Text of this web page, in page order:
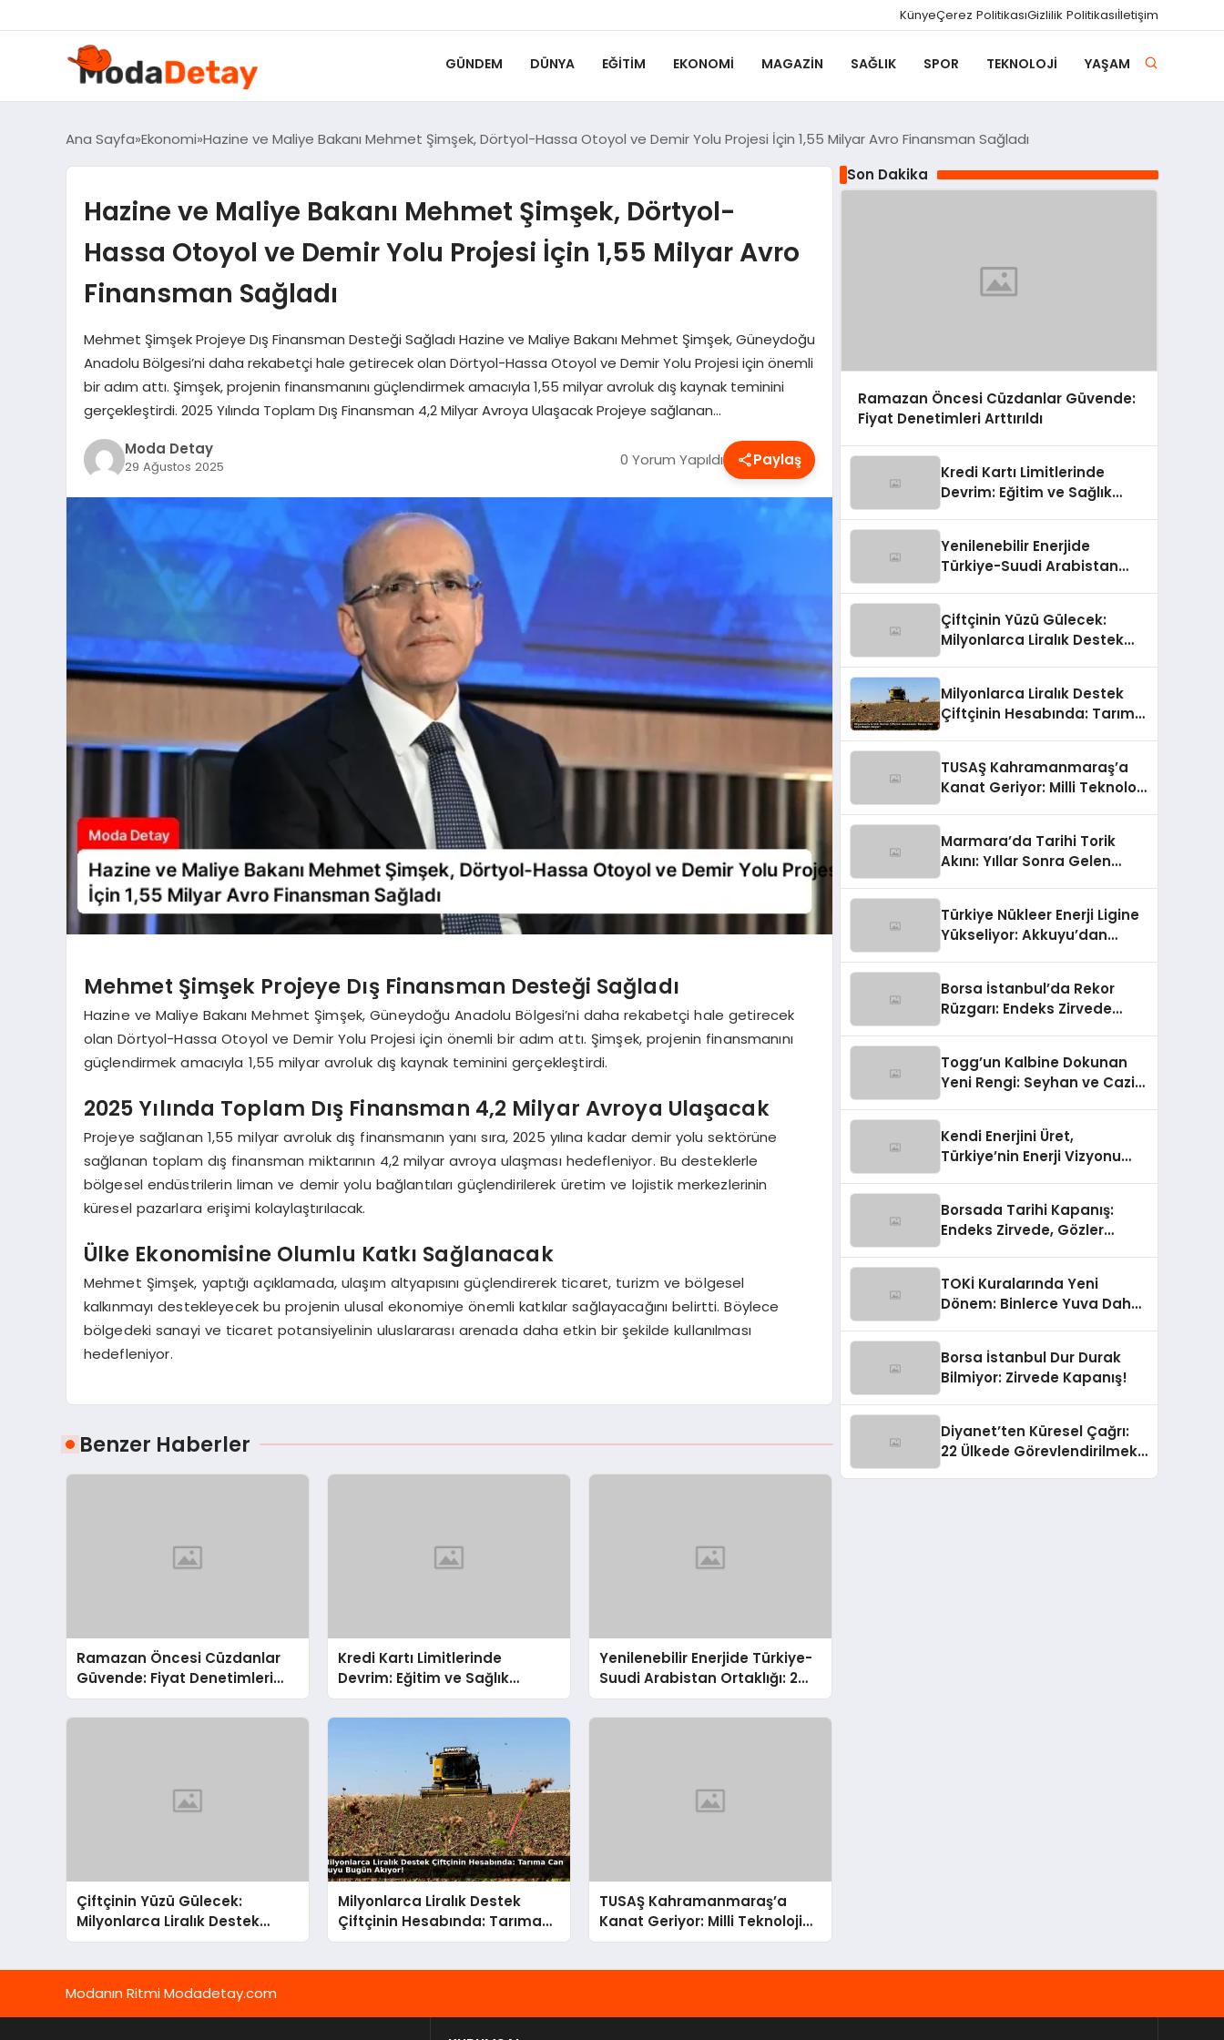
KünyeÇerez PolitikasıGizlilik Politikasıİletişim
GÜNDEM DÜNYA EĞITIM EKONOMI MAGAZIN SAĞLIK SPOR TEKNOLOJI YAŞAM
Ana Sayfa Ekonomi Hazine ve Maliye Bakanı Mehmet Şimşek, Dörtyol-Hassa Otoyol ve Demir Yolu Projesi İçin 1,55 Milyar Avro Finansman Sağladı
Hazine ve Maliye Bakanı Mehmet Şimşek, Dörtyol-
Hassa Otoyol ve Demir Yolu Projesi İçin 1,55 Milyar Avro
Finansman Sağladı
Mehmet Şimşek Projeye Dış Finansman Desteği Sağladı Hazine ve Maliye Bakanı Mehmet Şimşek, Güneydoğu
Anadolu Bölgesi’ni daha rekabetçi hale getirecek olan Dörtyol-Hassa Otoyol ve Demir Yolu Projesi için önemli
bir adım attı. Şimşek, projenin finansmanını güçlendirmek amacıyla 1,55 milyar avroluk dış kaynak teminini
gerçekleştirdi. 2025 Yılında Toplam Dış Finansman 4,2 Milyar Avroya Ulaşacak Projeye sağlanan…
Moda Detay
29 Ağustos 2025 0 Yorum Yapıldı Paylaş
Mehmet Şimşek Projeye Dış Finansman Desteği Sağladı
Hazine ve Maliye Bakanı Mehmet Şimşek, Güneydoğu Anadolu Bölgesi’ni daha rekabetçi hale getirecek
olan Dörtyol-Hassa Otoyol ve Demir Yolu Projesi için önemli bir adım attı. Şimşek, projenin finansmanını
güçlendirmek amacıyla 1,55 milyar avroluk dış kaynak teminini gerçekleştirdi.
2025 Yılında Toplam Dış Finansman 4,2 Milyar Avroya Ulaşacak
Projeye sağlanan 1,55 milyar avroluk dış finansmanın yanı sıra, 2025 yılına kadar demir yolu sektörüne
sağlanan toplam dış finansman miktarının 4,2 milyar avroya ulaşması hedefleniyor. Bu desteklerle
bölgesel endüstrilerin liman ve demir yolu bağlantıları güçlendirilerek üretim ve lojistik merkezlerinin
küresel pazarlara erişimi kolaylaştırılacak.
Ülke Ekonomisine Olumlu Katkı Sağlanacak
Mehmet Şimşek, yaptığı açıklamada, ulaşım altyapısını güçlendirerek ticaret, turizm ve bölgesel
kalkınmayı destekleyecek bu projenin ulusal ekonomiye önemli katkılar sağlayacağını belirtti. Böylece
bölgedeki sanayi ve ticaret potansiyelinin uluslararası arenada daha etkin bir şekilde kullanılması
hedefleniyor.
Benzer Haberler
Ramazan Öncesi Cüzdanlar
Güvende: Fiyat Denetimleri
Arttırıldı
Kredi Kartı Limitlerinde
Devrim: Eğitim ve Sağlık
Harcamalarına Ayrıcalıklı Yol!
Yenilenebilir Enerjide Türkiye-
Suudi Arabistan Ortaklığı: 2
Milyar Dolarlık İmza
Çiftçinin Yüzü Gülecek:
Milyonlarca Liralık Destek
Hesaplara Akıyor!
Milyonlarca Liralık Destek
Çiftçinin Hesabında: Tarıma
Can Suyu Bugün Akıyor!
TUSAŞ Kahramanmaraş’a
Kanat Geriyor: Milli Teknoloji
Üssü Yükseliyor
Son Dakika
Ramazan Öncesi Cüzdanlar Güvende:
Fiyat Denetimleri Arttırıldı
Kredi Kartı Limitlerinde
Devrim: Eğitim ve Sağlık
Yenilenebilir Enerjide
Türkiye-Suudi Arabistan
Çiftçinin Yüzü Gülecek:
Milyonlarca Liralık Destek
Milyonlarca Liralık Destek
Çiftçinin Hesabında: Tarıma
TUSAŞ Kahramanmaraş’a
Kanat Geriyor: Milli Teknoloji
Marmara’da Tarihi Torik
Akını: Yıllar Sonra Gelen
Türkiye Nükleer Enerji Ligine
Yükseliyor: Akkuyu’dan
Borsa İstanbul’da Rekor
Rüzgarı: Endeks Zirvede
Togg’un Kalbine Dokunan
Yeni Rengi: Seyhan ve Cazip
Kendi Enerjini Üret,
Türkiye’nin Enerji Vizyonu
Borsada Tarihi Kapanış:
Endeks Zirvede, Gözler
TOKİ Kuralarında Yeni
Dönem: Binlerce Yuva Daha
Borsa İstanbul Dur Durak
Bilmiyor: Zirvede Kapanış!
Diyanet’ten Küresel Çağrı:
22 Ülkede Görevlendirilmek
Modanın Ritmi Modadetay.com